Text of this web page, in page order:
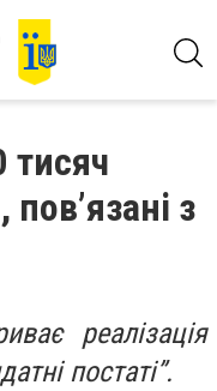
тисяч
з
реалізація
постаті”.